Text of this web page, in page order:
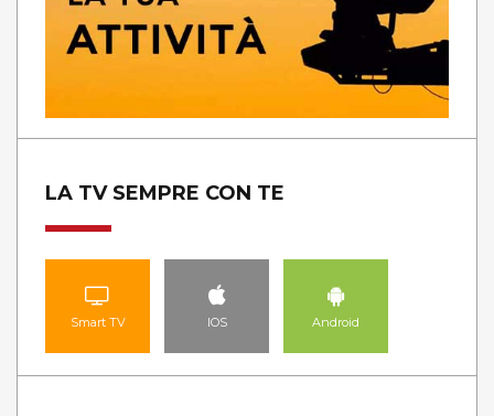
LA TV SEMPRE CON TE
Smart TV IOS Android